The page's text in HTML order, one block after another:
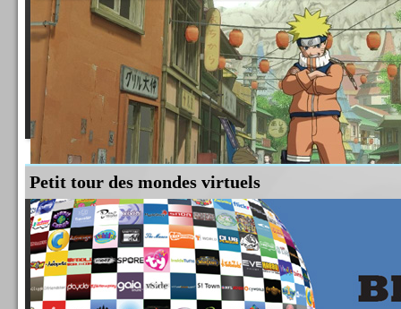
Codemasters nous présente un premier trailer d'Operation Flashpoint 2 : Dragon
contexte geographique et historique. Malheureusement...
Lire la suite
Je ne suis pas fan de la série Naruto, ni même des mangas en général. Pourtant quand
sur la licence du célèbre Ninja, j'en suis resté bouche bée. L'exploitation de...
Lire la suite
Petit tour des mondes virtuels